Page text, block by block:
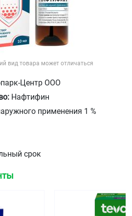
вид товара может отличаться
Центр ООО
Нафтифин
применения 1 %
срок